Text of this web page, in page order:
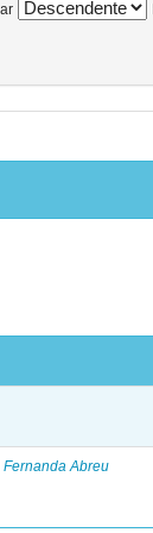
Fernanda Abreu